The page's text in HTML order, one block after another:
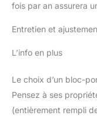
fois par an assurera
Entretien et
L’info en plus
Le choix d’un bloc-
Pensez à ses
(entièrement rempli